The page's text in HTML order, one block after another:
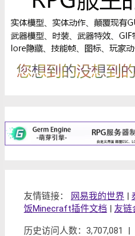
友情链接： 网易我的世界 |
饭Minecraft插件文档 | 友链
历史访问人数：3,707,081 |